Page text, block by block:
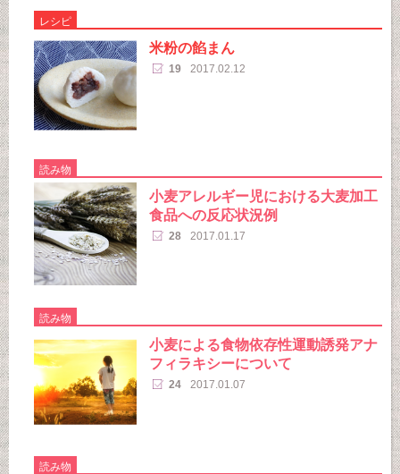
レシピ
米粉の餡まん
19 2017.02.12
読み物
小麦アレルギー児における大麦加工
食品への反応状況例
28 2017.01.17
読み物
小麦による食物依存性運動誘発アナ
フィラキシーについて
24 2017.01.07
読み物